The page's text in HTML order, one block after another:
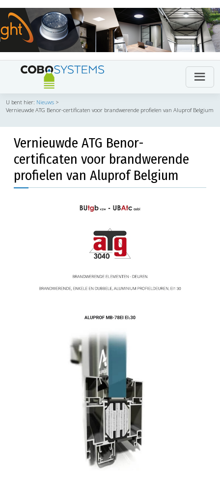
U bent hier: Nieuws >
Vernieuwde ATG Benor-certificaten voor brandwerende profielen van Aluprof Belgium
Vernieuwde ATG Benor-
certificaten voor brandwerende
profielen van Aluprof Belgium